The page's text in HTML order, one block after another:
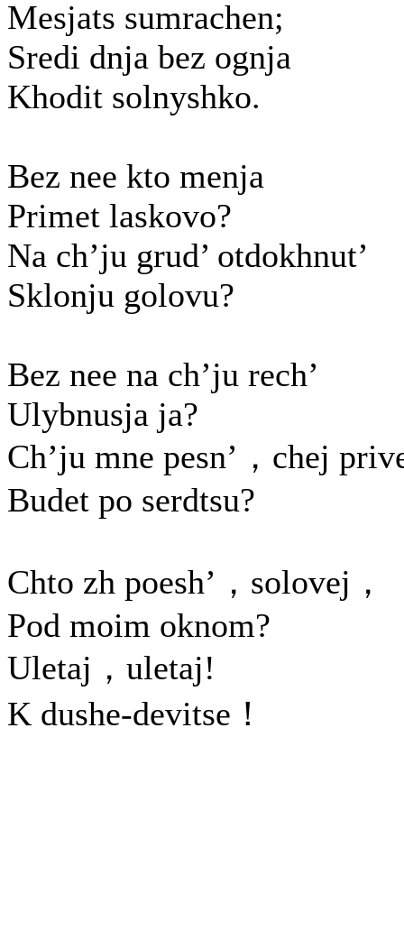
Mesjats sumrachen;
Sredi dnja bez ognja
Khodit solnyshko.
Bez nee kto menja
Primet laskovo?
Na ch’ju grud’ otdokhnut’
Sklonju golovu?
Bez nee na ch’ju rech’
Ulybnusja ja?
Ch’ju mne pesn’，chej
Budet po serdtsu?
Chto zh poesh’，solovej，
Pod moim oknom?
Uletaj，uletaj!
K dushe-devitse！